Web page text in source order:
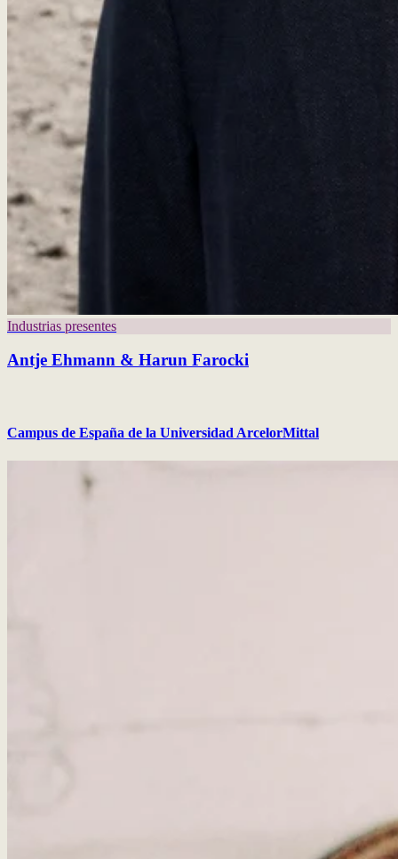
Industrias presentes
Antje Ehmann & Harun Farocki
Campus de España de la Universidad ArcelorMittal